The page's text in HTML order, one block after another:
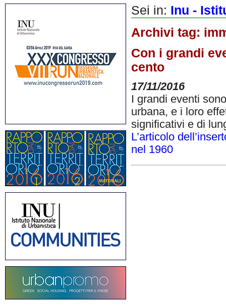
Sei in: Inu -
Archivi tag:
Con i grandi
cento
17/11/2016
I grandi eventi
urbana, e i loro
significativi e di
L’articolo
nel 1960